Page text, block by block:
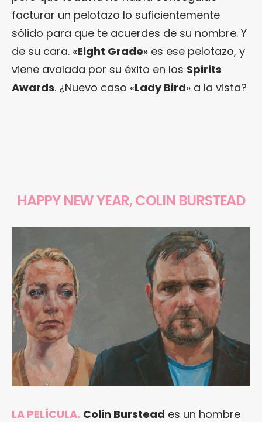
facturar un pelotazo lo suficientemente
sólido para que te acuerdes de su nombre. Y
de su cara. «Eight Grade» es ese pelotazo, y
viene avalada por su éxito en los Spirits
Awards. ¿Nuevo caso «Lady Bird» a la vista?
HAPPY NEW YEAR, COLIN BURSTEAD
LA PELÍCULA. Colin Burstead es un hombre